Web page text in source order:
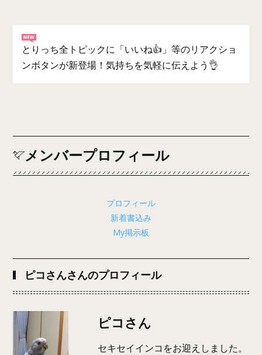
とりっち全トピックに「いいね👍」等のリアクショ
ンボタンが新登場！気持ちを気軽に伝えよう👌
メンバープロフィール
プロフィール
新着書込み
My掲示板
ピコさんさんのプロフィール
ピコさん
セキセイインコをお迎えしました。